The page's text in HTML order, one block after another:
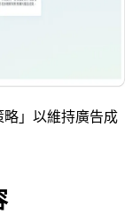
略」以維持廣告成